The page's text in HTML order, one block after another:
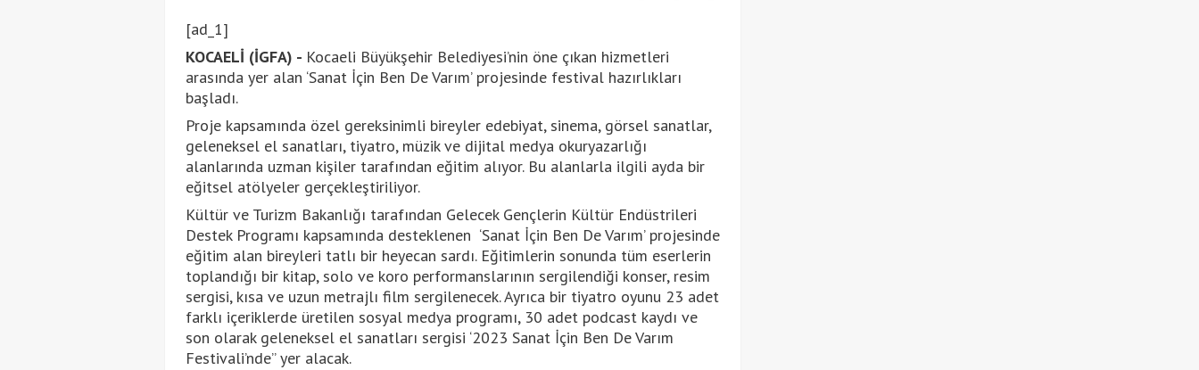
[ad_1]
KOCAELİ (İGFA) - Kocaeli Büyükşehir Belediyesi’nin öne çıkan hizmetleri
arasında yer alan ‘Sanat İçin Ben De Varım’ projesinde festival hazırlıkları
başladı.
Proje kapsamında özel gereksinimli bireyler edebiyat, sinema, görsel sanatlar,
geleneksel el sanatları, tiyatro, müzik ve dijital medya okuryazarlığı
alanlarında uzman kişiler tarafından eğitim alıyor. Bu alanlarla ilgili ayda bir
eğitsel atölyeler gerçekleştiriliyor.
Kültür ve Turizm Bakanlığı tarafından Gelecek Gençlerin Kültür Endüstrileri
Destek Programı kapsamında desteklenen ‘Sanat İçin Ben De Varım’ projesinde
eğitim alan bireyleri tatlı bir heyecan sardı. Eğitimlerin sonunda tüm eserlerin
toplandığı bir kitap, solo ve koro performanslarının sergilendiği konser, resim
sergisi, kısa ve uzun metrajlı film sergilenecek. Ayrıca bir tiyatro oyunu 23 adet
farklı içeriklerde üretilen sosyal medya programı, 30 adet podcast kaydı ve
son olarak geleneksel el sanatları sergisi ‘2023 Sanat İçin Ben De Varım
Festivali’nde” yer alacak.